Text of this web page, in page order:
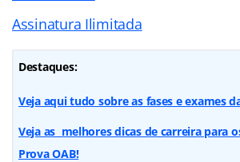
Assinatura Ilimitada
Destaques:
Veja aqui tudo sobre as fases e exames
Veja as melhores dicas de carreira para
Prova OAB!